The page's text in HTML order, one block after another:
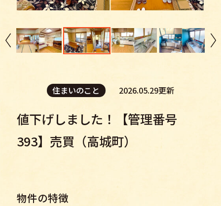
住まいのこと 2026.05.29更新
値下げしました！【管理番号
393】売買（高城町）
物件の特徴